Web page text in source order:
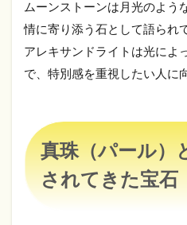
日本
と真
珠の
深い
関係
に共
通す
る石
言葉
ムーンストーンは月光のよう
情に寄り添う石として語られ
アレキサンドライトは光によ
で、特別感を重視したい人に
真珠（パール）
されてきた宝石